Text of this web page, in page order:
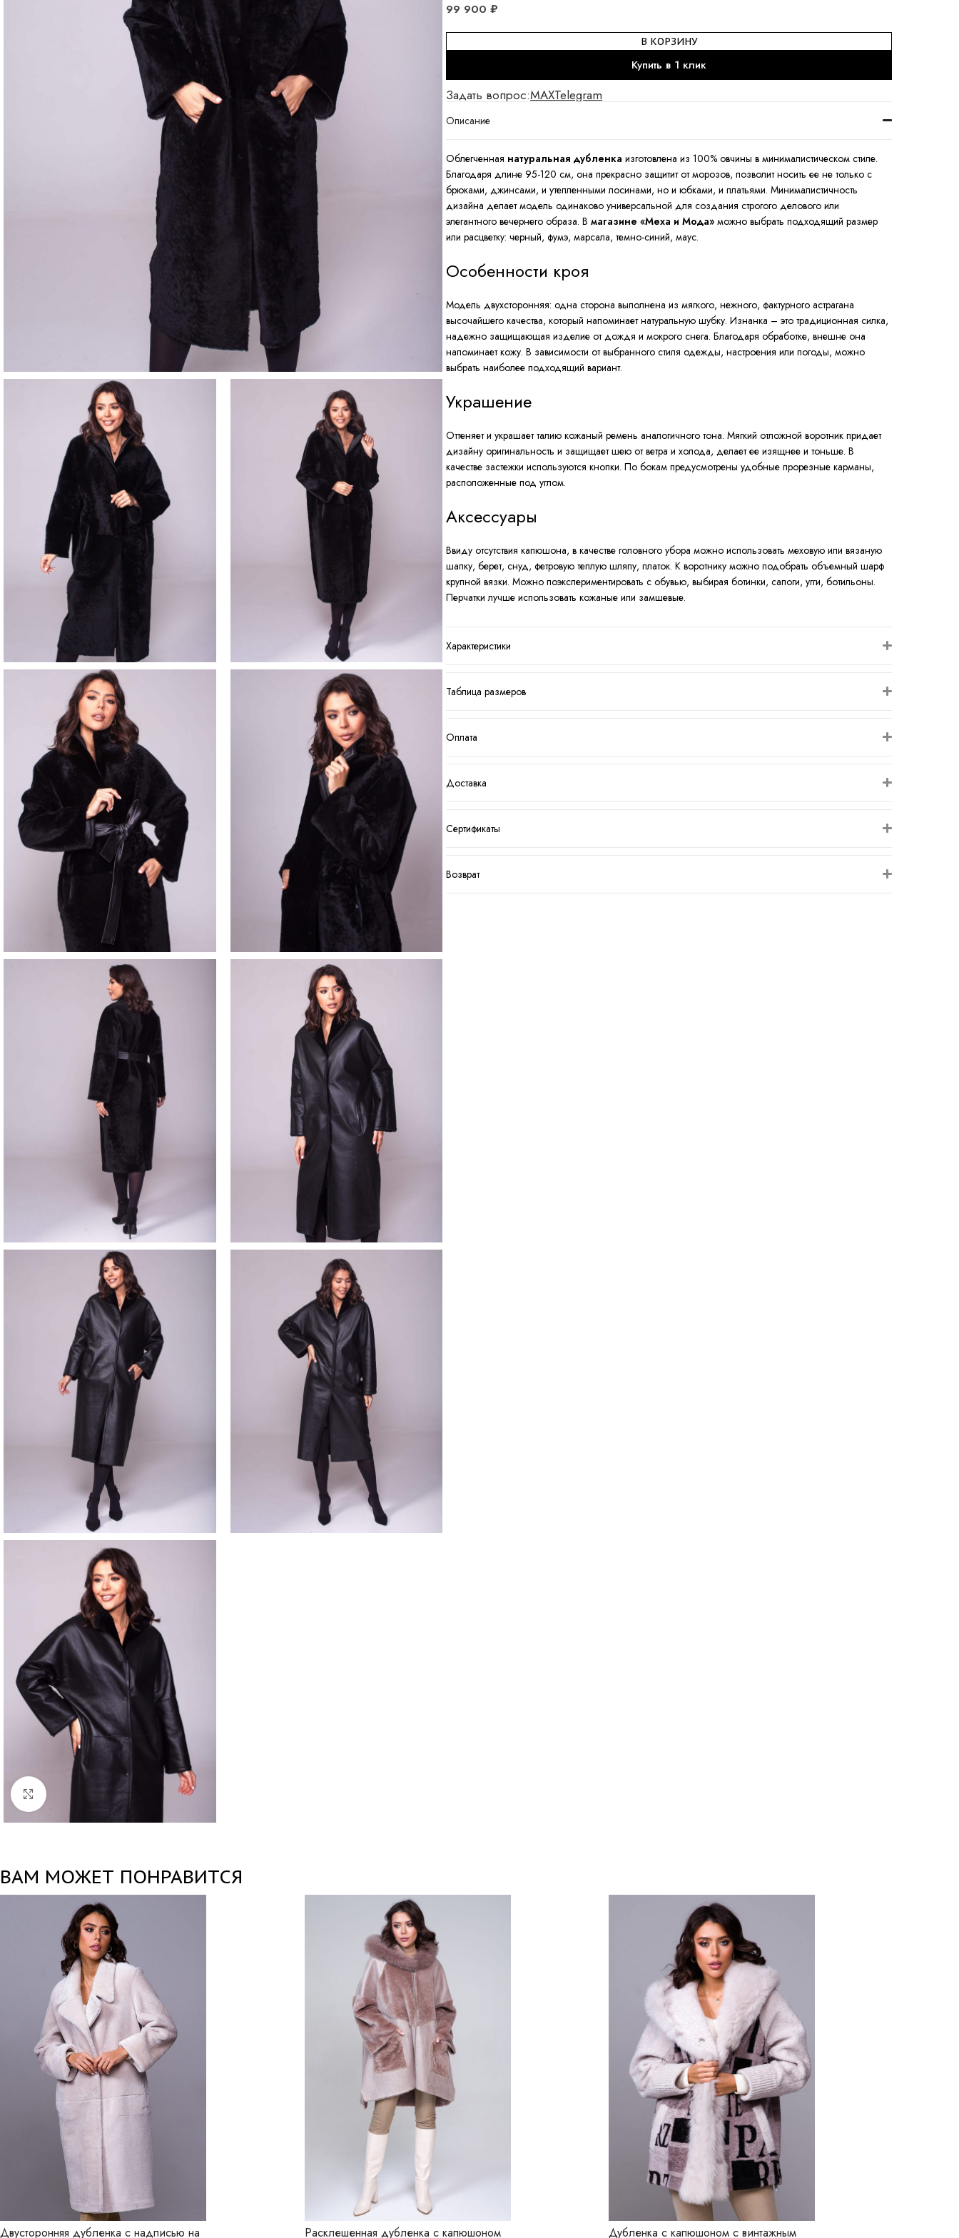
Нажмите, чтобы увеличить
99 900 ₽
В КОРЗИНУ
Купить в 1 клик
Задать вопрос:MAXTelegram
Описание
Облегченная натуральная дубленка изготовлена из 100% овчины в минималистическом стиле.
Благодаря длине 95-120 см, она прекрасно защитит от морозов, позволит носить ее не только с
брюками, джинсами, и утепленными лосинами, но и юбками, и платьями. Минималистичность
дизайна делает модель одинаково универсальной для создания строгого делового или
элегантного вечернего образа. В магазине «Меха и Мода» можно выбрать подходящий размер
или расцветку: черный, фумэ, марсала, темно-синий, маус.
Особенности кроя
Модель двухсторонняя: одна сторона выполнена из мягкого, нежного, фактурного астрагана
высочайшего качества, который напоминает натуральную шубку. Изнанка – это традиционная силка,
надежно защищающая изделие от дождя и мокрого снега. Благодаря обработке, внешне она
напоминает кожу. В зависимости от выбранного стиля одежды, настроения или погоды, можно
выбрать наиболее подходящий вариант.
Украшение
Оттеняет и украшает талию кожаный ремень аналогичного тона. Мягкий отложной воротник придает
дизайну оригинальность и защищает шею от ветра и холода, делает ее изящнее и тоньше. В
качестве застежки используются кнопки. По бокам предусмотрены удобные прорезные карманы,
расположенные под углом.
Аксессуары
Ввиду отсутствия капюшона, в качестве головного убора можно использовать меховую или вязаную
шапку, берет, снуд, фетровую теплую шляпу, платок. К воротнику можно подобрать объемный шарф
крупной вязки. Можно поэкспериментировать с обувью, выбирая ботинки, сапоги, угги, ботильоны.
Перчатки лучше использовать кожаные или замшевые.
Характеристики
Таблица размеров
Оплата
Доставка
Сертификаты
Возврат
ВАМ МОЖЕТ ПОНРАВИТСЯ
Двусторонняя дубленка с надписью на Расклешенная дубленка с капюшоном Дубленка с капюшоном с винтажным